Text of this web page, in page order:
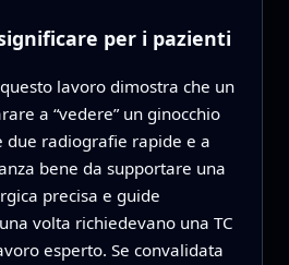
per i pazienti
lavoro dimostra che un
a “vedere” un ginocchio
due radiografie rapide e a
bene da supportare una
precisa e guide
volta richiedevano una TC
esperto. Se convalidata